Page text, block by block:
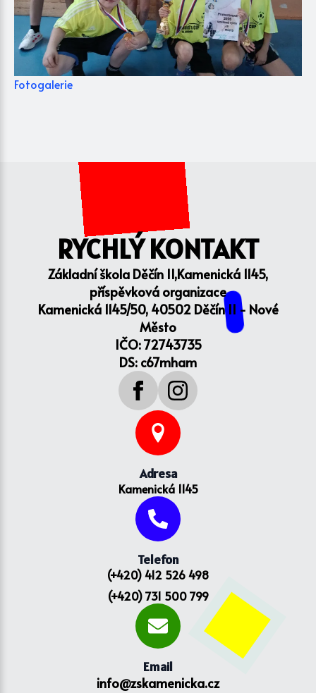
Fotogalerie
RYCHLÝ KONTAKT
Základní škola Děčín II,Kamenická 1145,
příspěvková organizace
Kamenická 1145/50, 40502 Děčín II - Nové
Město
IČO: 72743735
DS: c67mham
Adresa
Kamenická 1145
Telefon
(+420) 412 526 498
(+420) 731 500 799
Email
info@zskamenicka.cz